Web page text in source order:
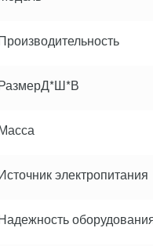
электропитания